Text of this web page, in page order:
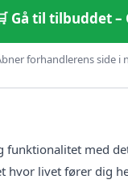
Gå til tilbuddet
forhandlerens side i
med
hvor livet fører dig